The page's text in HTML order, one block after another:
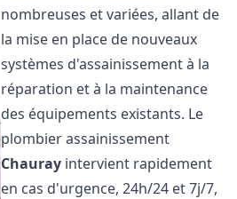
nombreuses et variées, allant de
la mise en place de nouveaux
systèmes d'assainissement à la
réparation et à la maintenance
des équipements existants. Le
plombier assainissement
Chauray intervient rapidement
en cas d'urgence, 24h/24 et 7j/7,